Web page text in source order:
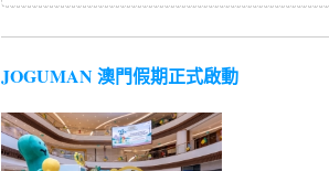
JOGUMAN 澳門假期正式啟動